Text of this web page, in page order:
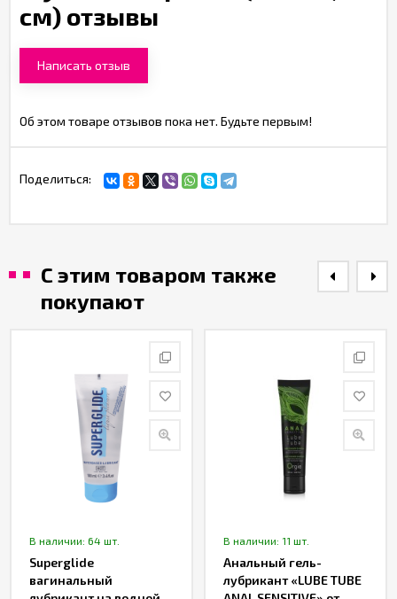
см) отзывы
Написать отзыв
Об этом товаре отзывов пока нет. Будьте первым!
Поделиться:
С этим товаром также
покупают
В наличии: 64 шт.
Superglide
вагинальный
В наличии: 11 шт.
Анальный гель-
лубрикант «LUBE TUBE